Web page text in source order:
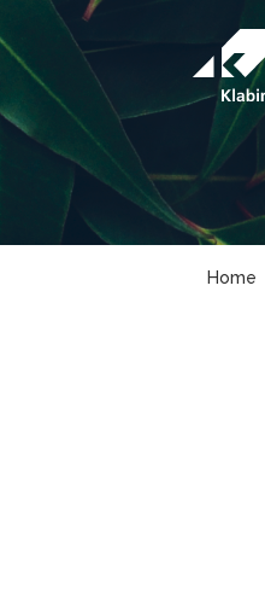
Saltar al contenido principal
Home